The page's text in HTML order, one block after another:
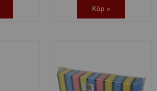
Köp »